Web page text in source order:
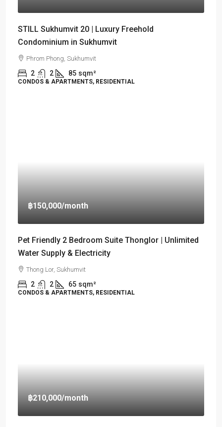
STILL Sukhumvit 20 | Luxury Freehold
Condominium in Sukhumvit
Phrom Phong, Sukhumvit
2 2 85 sqm²
CONDOS & APARTMENTS, RESIDENTIAL
฿150,000/month
Pet Friendly 2 Bedroom Suite Thonglor | Unlimited
Water Supply & Electricity
Thong Lor, Sukhumvit
2 2 65 sqm²
CONDOS & APARTMENTS, RESIDENTIAL
฿210,000/month